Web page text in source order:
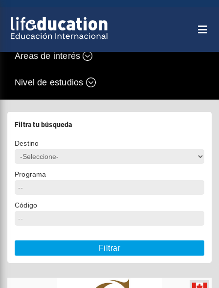
Áreas de interés
Nivel de estudios
Filtra tu búsqueda
Destino
Programa
Código
Filtrar